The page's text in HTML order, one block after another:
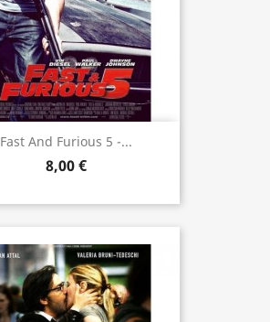
Fast And Furious 5 -...
8,00 €